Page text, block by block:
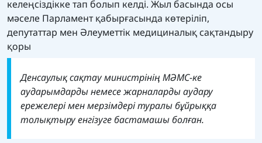
келеңсіздікке тап болып келді. Жыл басында осы
мәселе Парламент қабырғасында көтеріліп,
депутаттар мен Әлеуметтік медициналық сақтандыру
қоры
Денсаулық сақтау министрінің МӘМС-ке
аударымдарды немесе жарналарды аудару
ережелері мен мерзімдері туралы бұйрыққа
толықтыру енгізуге бастамашы болған.